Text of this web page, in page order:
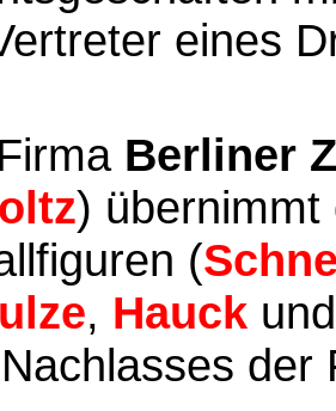
eines
Berliner
) übernimmt
(
, Hauck